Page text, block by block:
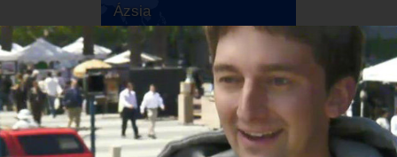
Ázsia
Ausztrália
Európa